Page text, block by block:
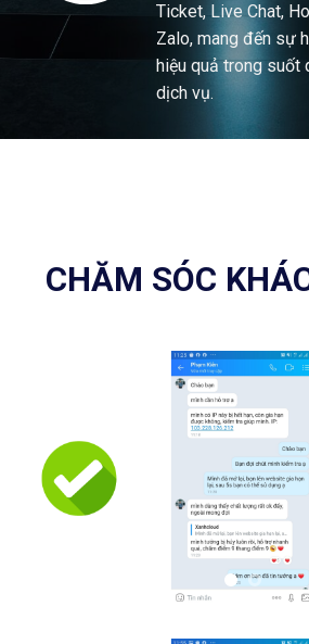
Ticket, Live Chat,
Zalo, mang đến sự
hiệu quả trong suốt
dịch vụ.
CHĂM SÓC